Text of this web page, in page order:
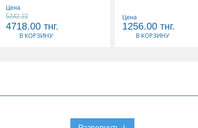
Цена
5242.22
4718.00 тнг.
В КОРЗИНУ
Цена
1256.00 тнг.
В КОРЗИНУ